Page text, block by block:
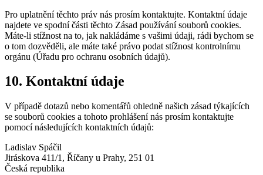
Pro uplatnění těchto práv nás prosím kontaktujte. Kontaktní údaje
najdete ve spodní části těchto Zásad používání souborů cookies.
Máte-li stížnost na to, jak nakládáme s vašimi údaji, rádi bychom se
o tom dozvěděli, ale máte také právo podat stížnost kontrolnímu
orgánu (Úřadu pro ochranu osobních údajů).
10. Kontaktní údaje
V případě dotazů nebo komentářů ohledně našich zásad týkajících
se souborů cookies a tohoto prohlášení nás prosím kontaktujte
pomocí následujících kontaktních údajů:
Ladislav Spáčil
Jiráskova 411/1, Říčany u Prahy, 251 01
Česká republika